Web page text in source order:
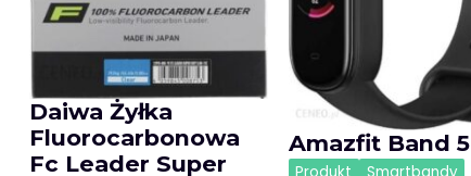
Daiwa Żyłka
Fluorocarbonowa
Fc Leader Super
Amazfit Band 5